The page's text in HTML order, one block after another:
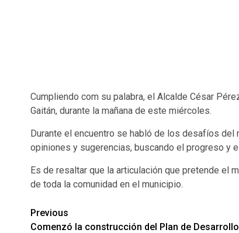
Cumpliendo com su palabra, el Alcalde César
Gaitán, durante la mañana de este miércoles.
Durante el encuentro se habló de los desafíos
opiniones y sugerencias, buscando el progreso y
Es de resaltar que la articulación que pretende el
de toda la comunidad en el municipio.
Previous
Comenzó la construcción del Plan de Desarrollo